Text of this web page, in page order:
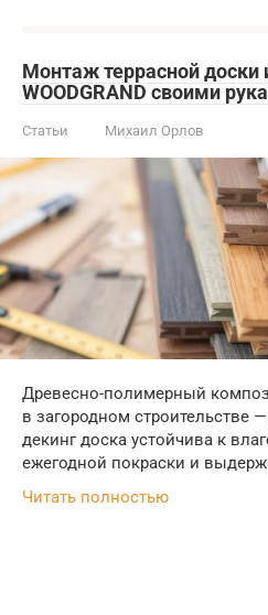
Монтаж террасной доски
WOODGRAND своими
Статьи Михаил Орлов
Древесно-полимерный
в загородном строительстве
декинг доска устойчива к
ежегодной покраски и
Читать полностью